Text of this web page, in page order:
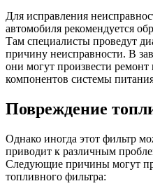
Для исправления
автомобиля рекомендуется
Там специалисты проведут
причину неисправности. В
они могут произвести
компонентов системы
Повреждение
Однако иногда этот фильтр
приводит к различным
Следующие причины могут
топливного фильтра: